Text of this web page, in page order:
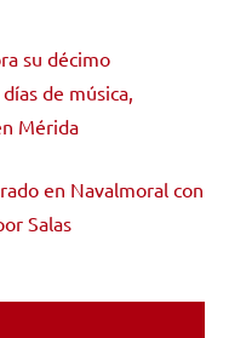
su décimo
de música,
Mérida
en Navalmoral con
Salas